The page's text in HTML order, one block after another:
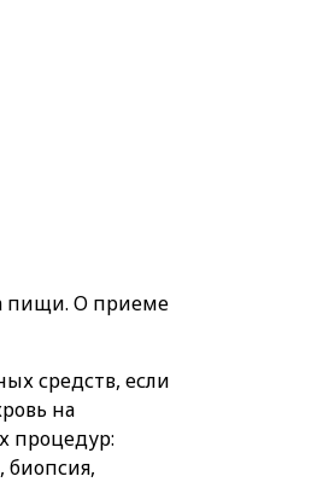
пищи. О приеме
средств, если
на
процедур:
биопсия,